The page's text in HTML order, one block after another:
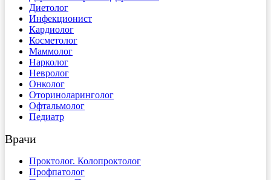
Диетолог
Инфекционист
Кардиолог
Косметолог
Маммолог
Нарколог
Невролог
Онколог
Оториноларинголог
Офтальмолог
Педиатр
Врачи
Проктолог. Колопроктолог
Профпатолог